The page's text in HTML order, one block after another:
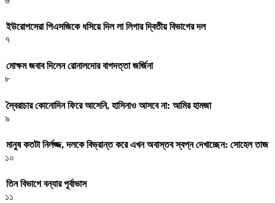
ইউরোপসেরা পিএসজিকে ধসিয়ে দিল লা লিগার দ্বিতীয় বিভাগের দল
৭
মোক্ষম জবাব দিলেন রোনালদোর বাগদত্তা জর্জিনা
৮
স্বৈরাচার কোনোদিন ফিরে আসেনি, হাসিনাও আসবে না: আমির হামজা
৯
মানুষ কতটা নির্লজ্জ, দলকে বিভ্রান্ত করে এখন অবাস্তব স্বপ্ন দেখাচ্ছেন: সোহেল তাজ
১০
তিন বিভাগে বন্যার পূর্বাভাস
১১